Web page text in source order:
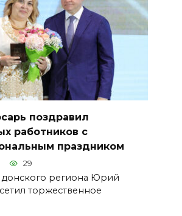
поздравил
работников с
праздником
29
донского региона Юрий
торжественное